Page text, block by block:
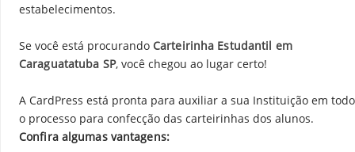
estabelecimentos.
Se você está procurando Carteirinha Estudantil em
Caraguatatuba SP, você chegou ao lugar certo!
A CardPress está pronta para auxiliar a sua Instituição em todo
o processo para confecção das carteirinhas dos alunos.
Confira algumas vantagens: